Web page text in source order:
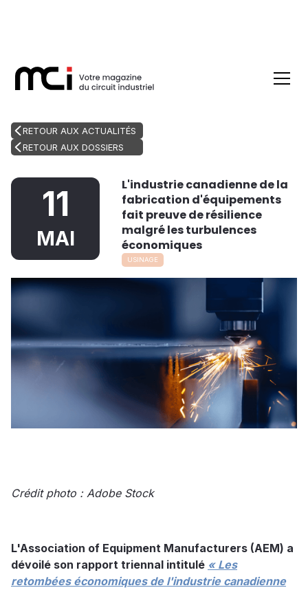
RETOUR AUX ACTUALITÉS
RETOUR AUX DOSSIERS
11
MAI
L'industrie canadienne de la
fabrication d'équipements
fait preuve de résilience
malgré les turbulences
économiques
USINAGE
Crédit photo : Adobe Stock
L'Association of Equipment Manufacturers (AEM) a
dévoilé son rapport triennal intitulé « Les
retombées économiques de l'industrie canadienne